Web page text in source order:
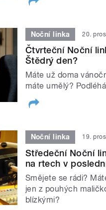
Noční linka 20.
Čtvrteční Noční
Štědrý den?
Máte už doma
máte umělý?
Noční linka 19.
Středeční Noční
na rtech v
Smějete se rádi?
jen z pouhých
blízkými?